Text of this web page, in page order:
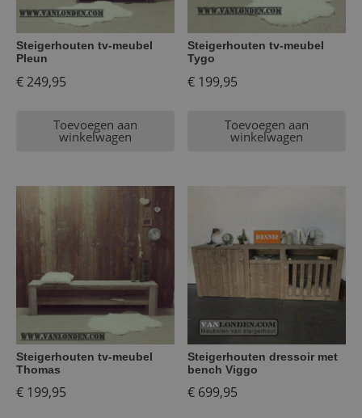
Steigerhouten tv-meubel
Pleun
€249,95
Toevoegen aan
winkelwagen
Steigerhouten tv-meubel
Tygo
€ 199,95
Toevoegen aan
winkelwagen
Steigerhouten tv-meubel
Thomas
€ 199,95
Steigerhouten dressoir met
bench Viggo
€ 699,95